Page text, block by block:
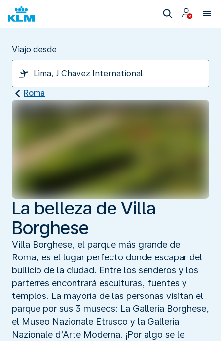
Viajo desde
Roma
La belleza de Villa
Borghese
Villa Borghese, el parque más grande de
Roma, es el lugar perfecto donde escapar del
bullicio de la ciudad. Entre los senderos y los
parterres encontrará esculturas, fuentes y
templos. La mayoría de las personas visitan el
parque por sus 3 museos: La Galleria Borghese,
el Museo Nazionale Etrusco y la Galleria
Nazionale d’Arte Moderna. ¡Por algo se le